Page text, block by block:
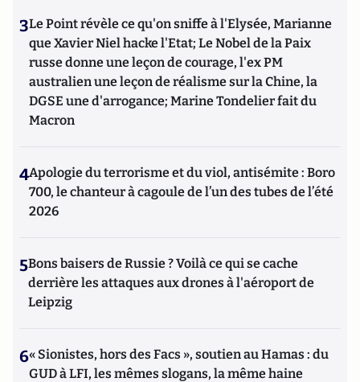
3Le Point révèle ce qu'on sniffe à l'Elysée, Marianne
que Xavier Niel hacke l'Etat; Le Nobel de la Paix
russe donne une leçon de courage, l'ex PM
australien une leçon de réalisme sur la Chine, la
DGSE une d'arrogance; Marine Tondelier fait du
Macron
4Apologie du terrorisme et du viol, antisémite : Boro
700, le chanteur à cagoule de l’un des tubes de l’été
2026
5Bons baisers de Russie ? Voilà ce qui se cache
derrière les attaques aux drones à l'aéroport de
Leipzig
6« Sionistes, hors des Facs », soutien au Hamas : du
GUD à LFI, les mêmes slogans, la même haine